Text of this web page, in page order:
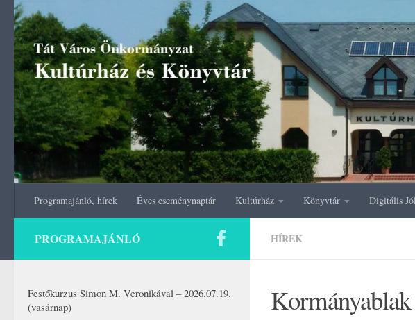
Skip to content
Programajánló, hírek Éves eseménynaptár Kultúrház Könyvtár Digitális
HÍREK
PROGRAMAJÁNLÓ
Festőkurzus Simon M. Veronikával – 2026.07.19.
(vasárnap)